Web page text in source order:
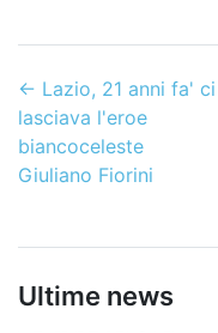
← Lazio, 21 anni fa' ci
lasciava l'eroe
biancoceleste
Giuliano Fiorini
Ultime news